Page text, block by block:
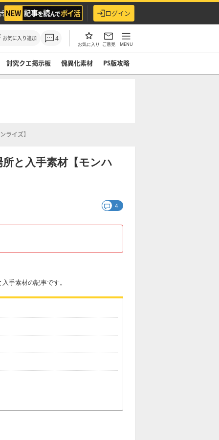
ログイン
お気に入り追加 4
お気に入り ご意見 MENU
討究クエ掲示板 傀異化素材 PS版攻略
ライズ】
と入手素材【モンハ
4
手素材の記事です。